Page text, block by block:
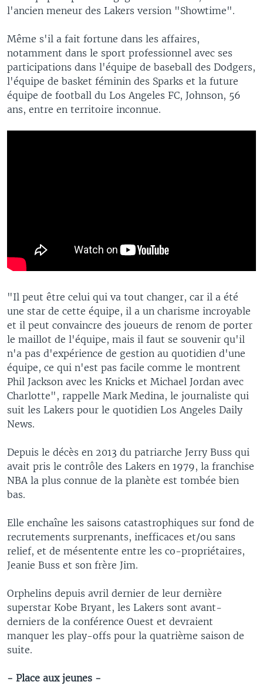
l'ancien meneur des Lakers version "Showtime".
Même s'il a fait fortune dans les affaires,
notamment dans le sport professionnel avec ses
participations dans l'équipe de baseball des Dodgers,
l'équipe de basket féminin des Sparks et la future
équipe de football du Los Angeles FC, Johnson, 56
ans, entre en territoire inconnue.
"Il peut être celui qui va tout changer, car il a été
une star de cette équipe, il a un charisme incroyable
et il peut convaincre des joueurs de renom de porter
le maillot de l'équipe, mais il faut se souvenir qu'il
n'a pas d'expérience de gestion au quotidien d'une
équipe, ce qui n'est pas facile comme le montrent
Phil Jackson avec les Knicks et Michael Jordan avec
Charlotte", rappelle Mark Medina, le journaliste qui
suit les Lakers pour le quotidien Los Angeles Daily
News.
Depuis le décès en 2013 du patriarche Jerry Buss qui
avait pris le contrôle des Lakers en 1979, la franchise
NBA la plus connue de la planète est tombée bien
bas.
Elle enchaîne les saisons catastrophiques sur fond de
recrutements surprenants, inefficaces et/ou sans
relief, et de mésentente entre les co-propriétaires,
Jeanie Buss et son frère Jim.
Orphelins depuis avril dernier de leur dernière
superstar Kobe Bryant, les Lakers sont avant-
derniers de la conférence Ouest et devraient
manquer les play-offs pour la quatrième saison de
suite.
- Place aux jeunes -